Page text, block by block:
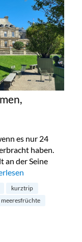
es nur 24
haben.
an der Seine
in Paris:
kurztrip
meeresfrüchte